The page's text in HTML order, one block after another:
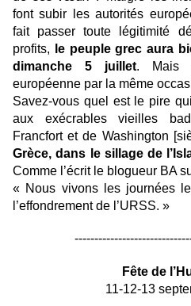
font subir les autorités
fait passer toute légitimité
profits,
le peuple grec aura
dimanche 5 juillet. Mais
européenne par la même
Savez-vous quel est le pire
aux exécrables vieilles
Francfort et de Washington
Grèce, dans le sillage de
Comme l’écrit le blogueur BA
« Nous vivons les journées
l’effondrement de l’URSS. »
Fête de
11-12-13